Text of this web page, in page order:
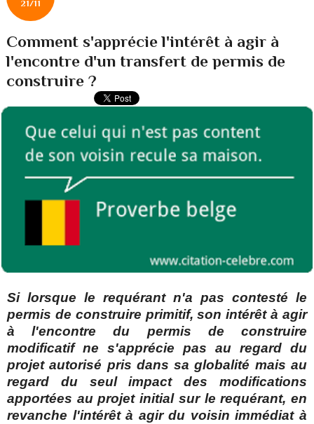
21/11
Comment s'apprécie l'intérêt à agir à
l'encontre d'un transfert de permis de
construire ?
Si lorsque le requérant n'a pas contesté le
permis de construire primitif, son intérêt à agir
à l'encontre du permis de construire
modificatif ne s'apprécie pas au regard du
projet autorisé pris dans sa globalité mais au
regard du seul impact des modifications
apportées au projet initial sur le requérant, en
revanche l'intérêt à agir du voisin immédiat à